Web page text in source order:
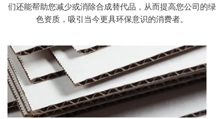
们还能帮助您减少或消除合成替代品，从而提高您公司的绿
色资质，吸引当今更具环保意识的消费者。